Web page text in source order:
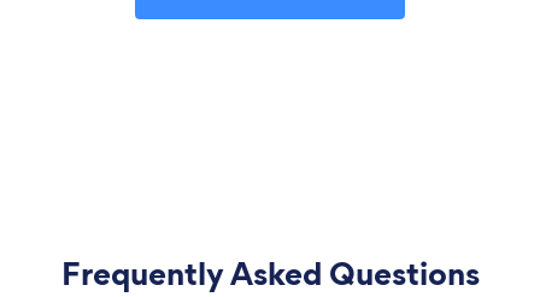
Frequently Asked Questions